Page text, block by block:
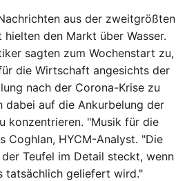
aus der zweitgrößten
den Markt über Wasser.
sagten zum Wochenstart zu,
die Wirtschaft angesichts der
nach der Corona-Krise zu
dabei auf die Ankurbelung der
konzentrieren. "Musik für die
Coghlan, HYCM-Analyst. "Die
Teufel im Detail steckt, wenn
tatsächlich geliefert wird."